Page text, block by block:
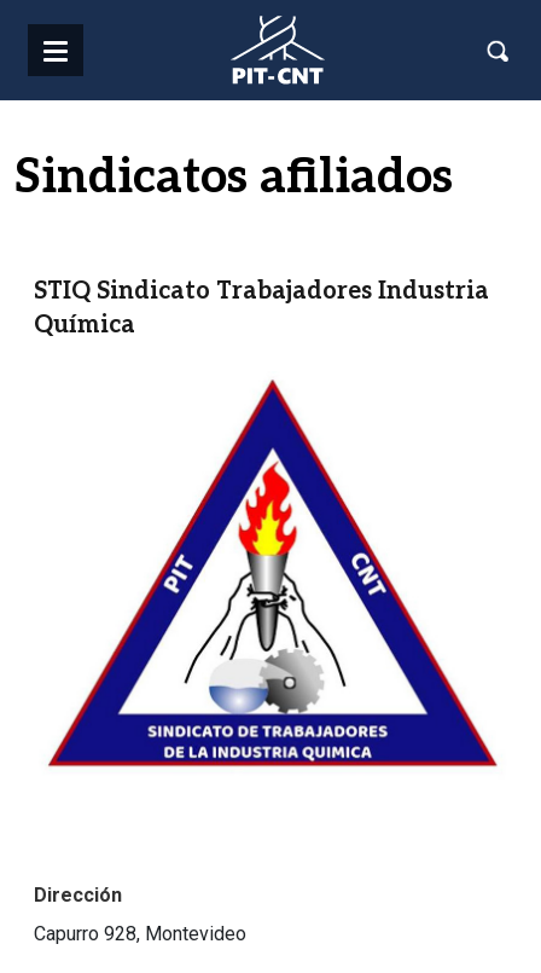
Sindicatos afiliados
STIQ Sindicato Trabajadores Industria
Química
Dirección
Capurro 928, Montevideo